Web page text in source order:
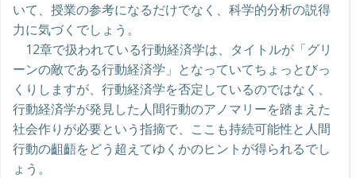
いて、授業の参考になるだけでなく、科学的分析の説得
力に気づくでしょう。
12章で扱われている行動経済学は、タイトルが「グリ
ーンの敵である行動経済学」となっていてちょっとびっ
くりしますが、行動経済学を否定しているのではなく、
行動経済学が発見した人間行動のアノマリーを踏まえた
社会作りが必要という指摘で、ここも持続可能性と人間
行動の齟齬をどう超えてゆくかのヒントが得られるでし
ょう。